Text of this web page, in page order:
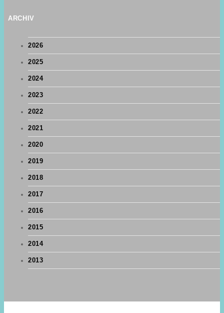
ARCHIV
2026
2025
2024
2023
2022
2021
2020
2019
2018
2017
2016
2015
2014
2013